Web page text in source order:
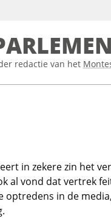
redactie van het
in zekere zin het
al vond dat vertrek
optredens in de